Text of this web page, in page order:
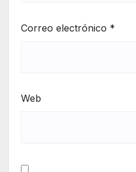
Correo electrónico *
Web